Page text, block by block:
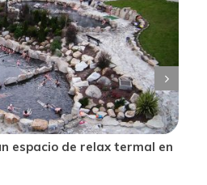
espacio de relax termal en